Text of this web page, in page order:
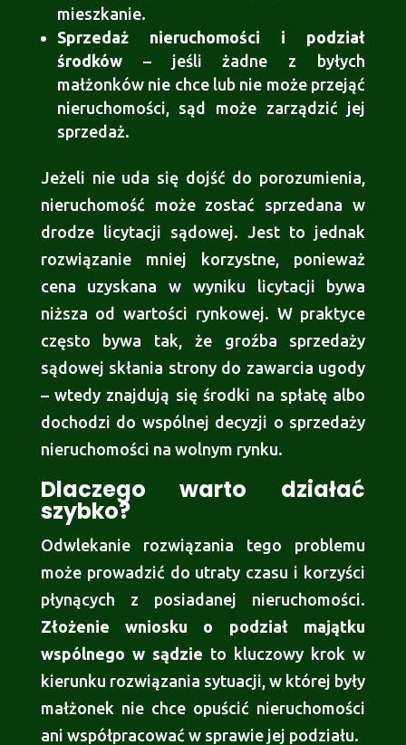
mieszkanie.
Sprzedaż nieruchomości i podział
środków– jeśli żadne z byłych
małżonków nie chce lub nie może przejąć
nieruchomości, sąd może zarządzić jej
sprzedaż.
Jeżeli nie uda się dojść do porozumienia,
nieruchomość może zostać sprzedana w
drodze licytacji sądowej. Jest to jednak
rozwiązanie mniej korzystne, ponieważ
cena uzyskana w wyniku licytacji bywa
niższa od wartości rynkowej. W praktyce
często bywa tak, że groźba sprzedaży
sądowej skłania strony do zawarcia ugody
– wtedy znajdują się środki na spłatę albo
dochodzi do wspólnej decyzji o sprzedaży
nieruchomości na wolnym rynku.
Dlaczego warto działać
szybko?
Odwlekanie rozwiązania tego problemu
może prowadzić do utraty czasu i korzyści
płynących z posiadanej nieruchomości.
Złożenie wniosku o podział majątku
wspólnego w sądzie to kluczowy krok w
kierunku rozwiązania sytuacji, w której były
małżonek nie chce opuścić nieruchomości
ani współpracować w sprawie jej podziału.